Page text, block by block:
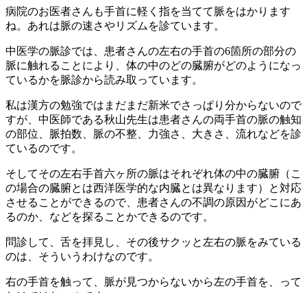
病院のお医者さんも手首に軽く指を当てて脈をはかります
ね。あれは脈の速さやリズムを診ています。
中医学の脈診では、患者さんの左右の手首の6箇所の部分の
脈に触れることにより、体の中のどの臓腑がどのようになっ
ているかを脈診から読み取っています。
私は漢方の勉強ではまだまだ新米でさっぱり分からないので
すが、中医師である秋山先生は患者さんの両手首の脈の触知
の部位、脈拍数、脈の不整、力強さ、大きさ、流れなどを診
ているのです。
そしてその左右手首六ヶ所の脈はそれぞれ体の中の臓腑（こ
の場合の臓腑とは西洋医学的な内臓とは異なります）と対応
させることができるので、患者さんの不調の原因がどこにあ
るのか、などを探ることかできるのです。
問診して、舌を拝見し、その後サクッと左右の脈をみている
のは、そういうわけなのです。
右の手首を触って、脈が見つからないから左の手首を、って